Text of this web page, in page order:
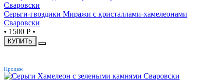
Серьги-гвоздики Миражи с кристаллами-хамелеонами
Сваровски
• 1500 Р •
КУПИТЬ
Продаж